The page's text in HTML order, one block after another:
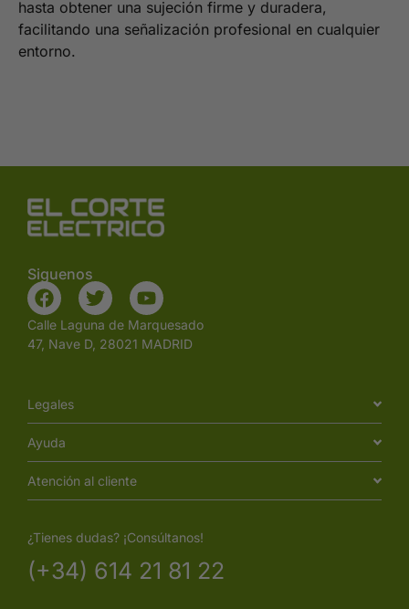
hasta obtener una sujeción firme y duradera,
facilitando una señalización profesional en cualquier
entorno.
Siguenos
Calle Laguna de Marquesado
47, Nave D, 28021 MADRID
Legales
Ayuda
Atención al cliente
¿Tienes dudas? ¡Consúltanos!
(+34) 614 21 81 22